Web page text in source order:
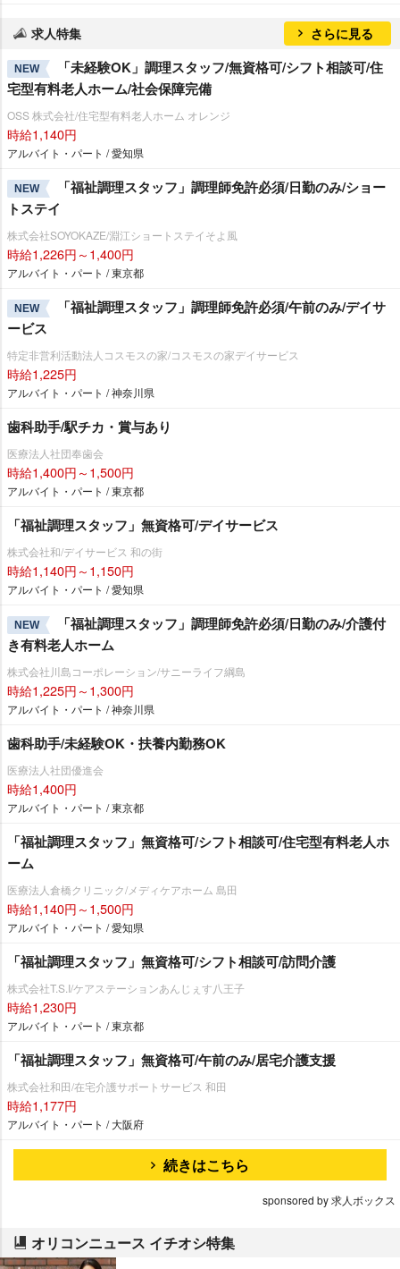
求人特集 さらに見る
NEW
「未経験OK」調理スタッフ/無資格可/シフト相談可/住
宅型有料老人ホーム/社会保障完備
OSS 株式会社/住宅型有料老人ホーム オレンジ
時給1,140円
アルバイト・パート / 愛知県
NEW
「福祉調理スタッフ」調理師免許必須/日勤のみ/ショー
トステイ
株式会社SOYOKAZE/淵江ショートステイそよ風
時給1,226円～1,400円
アルバイト・パート / 東京都
NEW
「福祉調理スタッフ」調理師免許必須/午前のみ/デイサ
ービス
特定非営利活動法人コスモスの家/コスモスの家デイサービス
時給1,225円
アルバイト・パート / 神奈川県
歯科助手/駅チカ・賞与あり
医療法人社団奉歯会
時給1,400円～1,500円
アルバイト・パート / 東京都
「福祉調理スタッフ」無資格可/デイサービス
株式会社和/デイサービス 和の街
時給1,140円～1,150円
アルバイト・パート / 愛知県
NEW
「福祉調理スタッフ」調理師免許必須/日勤のみ/介護付
き有料老人ホーム
株式会社川島コーポレーション/サニーライフ綱島
時給1,225円～1,300円
アルバイト・パート / 神奈川県
歯科助手/未経験OK・扶養内勤務OK
医療法人社団優進会
時給1,400円
アルバイト・パート / 東京都
「福祉調理スタッフ」無資格可/シフト相談可/住宅型有料老人ホ
ーム
医療法人倉橋クリニック/メディケアホーム 島田
時給1,140円～1,500円
アルバイト・パート / 愛知県
「福祉調理スタッフ」無資格可/シフト相談可/訪問介護
株式会社T.S.I/ケアステーションあんじぇす八王子
時給1,230円
アルバイト・パート / 東京都
「福祉調理スタッフ」無資格可/午前のみ/居宅介護支援
株式会社和田/在宅介護サポートサービス 和田
時給1,177円
アルバイト・パート / 大阪府
続きはこちら
sponsored by 求人ボックス
オリコンニュース イチオシ特集